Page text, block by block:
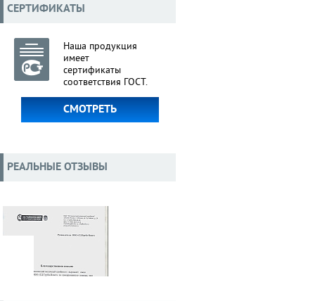
СЕРТИФИКАТЫ
Наша продукция
имеет
сертификаты
соответствия ГОСТ.
СМОТРЕТЬ
РЕАЛЬНЫЕ ОТЗЫВЫ